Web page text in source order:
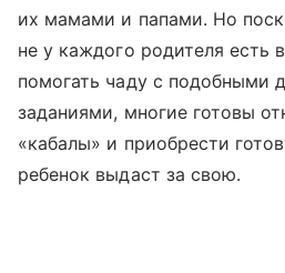
их мамами и папами. Но
не у каждого родителя есть
помогать чаду с подобными
заданиями, многие готовы
«кабалы» и приобрести
ребенок выдаст за свою.